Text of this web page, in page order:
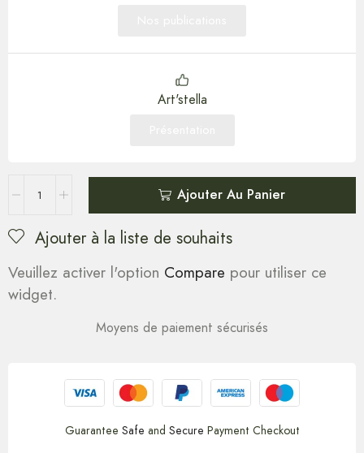
Art'stella
Ajouter Au Panier
Ajouter à la liste de souhaits
Veuillez activer l'option Compare pour utiliser ce
widget.
Moyens de paiement sécurisés
Guarantee Safe and Secure Payment Checkout